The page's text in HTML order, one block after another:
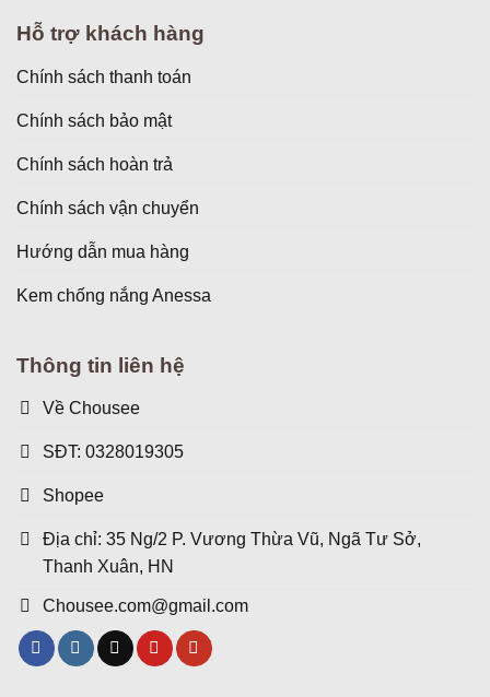
Hỗ trợ khách hàng
Chính sách thanh toán
Chính sách bảo mật
Chính sách hoàn trả
Chính sách vận chuyển
Hướng dẫn mua hàng
Kem chống nắng Anessa
Thông tin liên hệ
Về Chousee
SĐT: 0328019305
Shopee
Địa chỉ: 35 Ng/2 P. Vương Thừa Vũ, Ngã Tư Sở,
Thanh Xuân, HN
Chousee.com@gmail.com